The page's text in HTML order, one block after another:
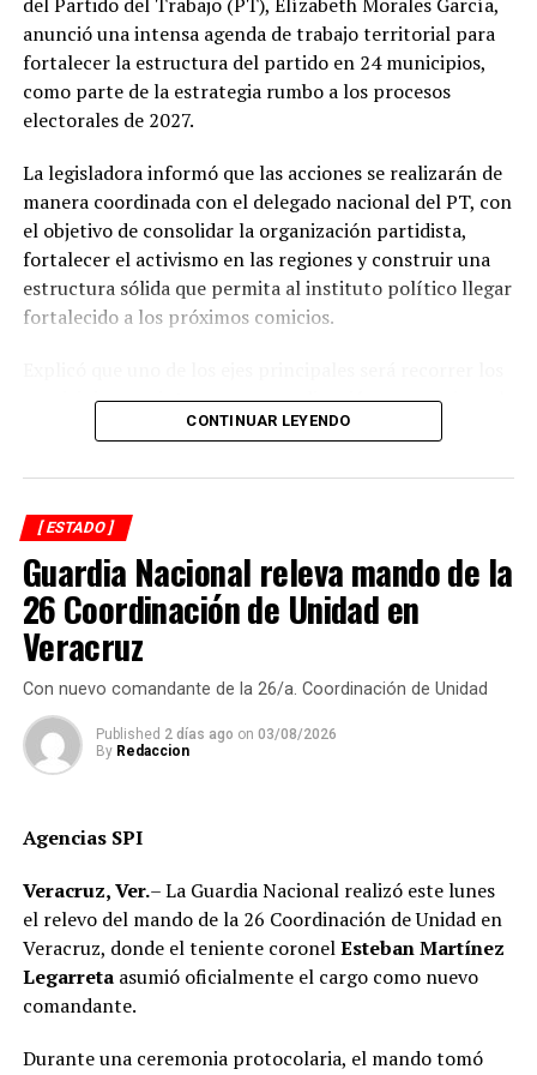
navegación menor.
Las previsiones indican que las lluvias continuarán con
una probabilidad relativamente alta hasta el viernes,
mientras que durante el fin de semana se espera una
Sin embargo, el ambiente seguirá siendo caluroso, con
un descenso apenas perceptible en la temperatura a
partir de este jueves.
Autoridades de Protección Civil recomendaron evitar la
ante posibles tormentas eléctricas, especialmente en
regiones montañosas y del sur de Veracruz.
anunció una intensa agenda de trabajo territorial para
fortalecer la estructura del partido en 24 municipios,
como parte de la estrategia rumbo a los procesos
electorales de 2027.
La legisladora informó que las acciones se realizarán de
manera coordinada con el delegado nacional del PT, con
el objetivo de consolidar la organización partidista,
fortalecer el activismo en las regiones y construir una
estructura sólida que permita al instituto político llegar
fortalecido a los próximos comicios.
municipios que integran su coordinación para revisar el
funcionamiento de los comités municipales surgidos de
reforzar la presencia del partido en el territorio.
Asimismo, señaló que se impulsará la integración de los
mejores cuadros del PT para que participen en las
encuestas internas y tengan la posibilidad de encabezar
las alianzas electorales rumbo a 2027.
Morales García destacó que su responsabilidad como
Emiliano Zapata y Xalapa, cuya demarcación abarca 24
municipios, entre ellos Yecuatla y Juchique de Ferrer,
representación del partido en cada región, consolidando
los comités de base y sumando a más ciudadanos a
nuestro proyecto político”, concluyó
CONTINUAR LEYENDO
[ ESTADO ]
Guardia Nacional releva mando de la
26 Coordinación de Unidad en
Veracruz
Con nuevo comandante de la 26/a. Coordinación de Unidad
Published 2 días ago on 03/08/2026
By Redaccion
Agencias SPI
Veracruz, Ver.– La Guardia Nacional realizó este lunes
el relevo del mando de la 26 Coordinación de Unidad en
Veracruz, donde el teniente coronelEsteban Martínez
Legarretaasumió oficialmente el cargo como nuevo
comandante.
Durante una ceremonia protocolaria, el mando tomó